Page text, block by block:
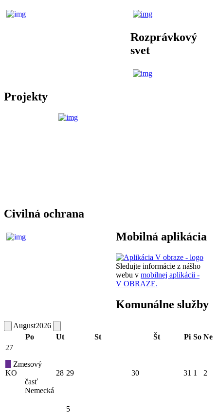
Rozprávkový
svet
Projekty
Civilná ochrana
Mobilná aplikácia
Sledujte informácie z nášho
webu v mobilnej aplikácii -
V OBRAZE.
Komunálne služby
August2026
Po
Ut St Št Pi So Ne
27
Zmesový
KO
časť
Nemecká
28 29 30 31 1 2
5